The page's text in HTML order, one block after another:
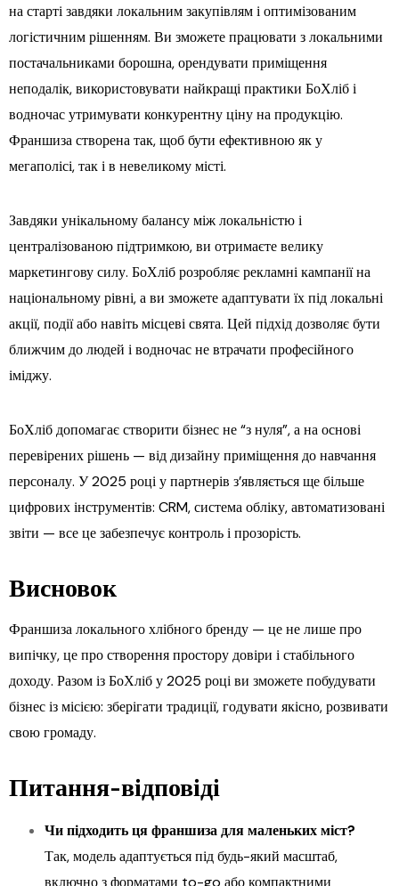
на старті завдяки локальним закупівлям і оптимізованим
логістичним рішенням. Ви зможете працювати з локальними
постачальниками борошна, орендувати приміщення
неподалік, використовувати найкращі практики БоХліб і
водночас утримувати конкурентну ціну на продукцію.
Франшиза створена так, щоб бути ефективною як у
мегаполісі, так і в невеликому місті.
Завдяки унікальному балансу між локальністю і
централізованою підтримкою, ви отримаєте велику
маркетингову силу. БоХліб розробляє рекламні кампанії на
національному рівні, а ви зможете адаптувати їх під локальні
акції, події або навіть місцеві свята. Цей підхід дозволяє бути
ближчим до людей і водночас не втрачати професійного
іміджу.
БоХліб допомагає створити бізнес не “з нуля”, а на основі
перевірених рішень — від дизайну приміщення до навчання
персоналу. У 2025 році у партнерів з’являється ще більше
цифрових інструментів: CRM, система обліку, автоматизовані
звіти — все це забезпечує контроль і прозорість.
Висновок
Франшиза локального хлібного бренду — це не лише про
випічку, це про створення простору довіри і стабільного
доходу. Разом із БоХліб у 2025 році ви зможете побудувати
бізнес із місією: зберігати традиції, годувати якісно, розвивати
свою громаду.
Питання-відповіді
Чи підходить ця франшиза для маленьких міст?
Так, модель адаптується під будь-який масштаб,
включно з форматами to-go або компактними